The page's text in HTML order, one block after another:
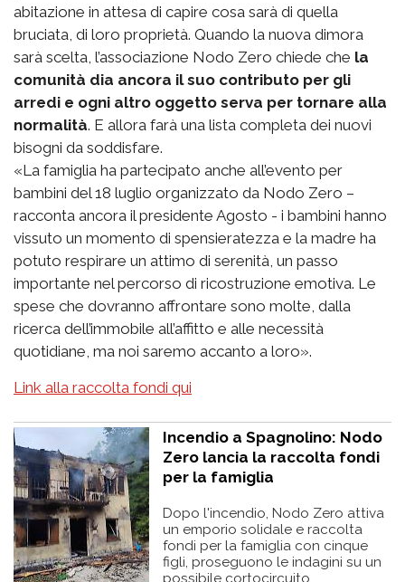
abitazione in attesa di capire cosa sarà di quella
bruciata, di loro proprietà. Quando la nuova dimora
sarà scelta, l’associazione Nodo Zero chiede che la
comunità dia ancora il suo contributo per gli
arredi e ogni altro oggetto serva per tornare alla
normalità. E allora farà una lista completa dei nuovi
bisogni da soddisfare.
«La famiglia ha partecipato anche all’evento per
bambini del 18 luglio organizzato da Nodo Zero –
racconta ancora il presidente Agosto - i bambini hanno
vissuto un momento di spensieratezza e la madre ha
potuto respirare un attimo di serenità, un passo
importante nel percorso di ricostruzione emotiva. Le
spese che dovranno affrontare sono molte, dalla
ricerca dell’immobile all’affitto e alle necessità
quotidiane, ma noi saremo accanto a loro».
Link alla raccolta fondi qui
Incendio a Spagnolino: Nodo
Zero lancia la raccolta fondi
per la famiglia
Dopo l'incendio, Nodo Zero attiva
un emporio solidale e raccolta
fondi per la famiglia con cinque
figli, proseguono le indagini su un
possibile cortocircuito